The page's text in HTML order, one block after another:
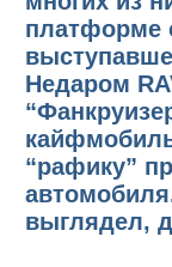
платформе
Недаром
“рафику”
выглядел,